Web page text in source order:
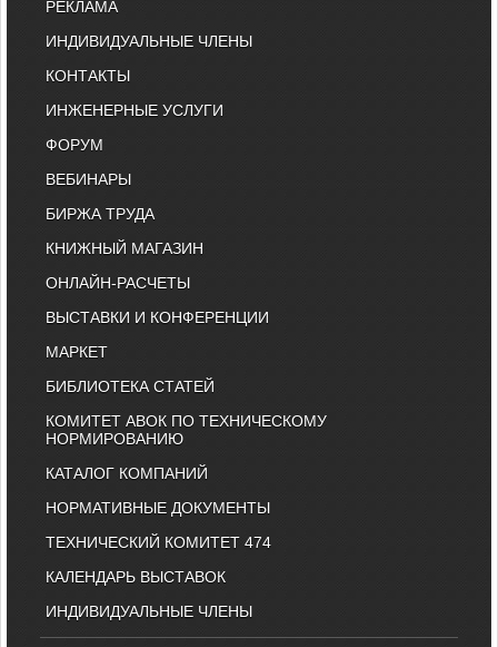
РЕКЛАМА
ИНДИВИДУАЛЬНЫЕ ЧЛЕНЫ
КОНТАКТЫ
ИНЖЕНЕРНЫЕ УСЛУГИ
ФОРУМ
ВЕБИНАРЫ
БИРЖА ТРУДА
КНИЖНЫЙ МАГАЗИН
ОНЛАЙН-РАСЧЕТЫ
ВЫСТАВКИ И КОНФЕРЕНЦИИ
МАРКЕТ
БИБЛИОТЕКА СТАТЕЙ
КОМИТЕТ АВОК ПО ТЕХНИЧЕСКОМУ
НОРМИРОВАНИЮ
КАТАЛОГ КОМПАНИЙ
НОРМАТИВНЫЕ ДОКУМЕНТЫ
ТЕХНИЧЕСКИЙ КОМИТЕТ 474
КАЛЕНДАРЬ ВЫСТАВОК
ИНДИВИДУАЛЬНЫЕ ЧЛЕНЫ